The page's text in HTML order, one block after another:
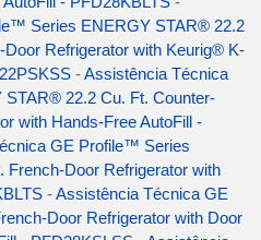
Series ENERGY STAR® 22.2
Refrigerator with Keurig® K-
-Assistência Técnica
22.2 Cu. Ft. Counter-
with Hands-Free AutoFill -
GE Profile™ Series
Door Refrigerator with
-Assistência Técnica GE
Door Refrigerator with Door